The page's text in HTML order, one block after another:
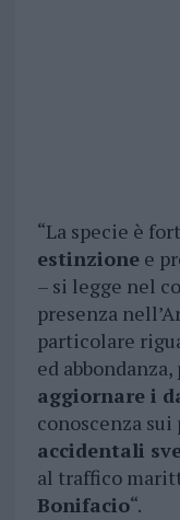
“La specie è
estinzionee
– si legge nel
presenza
particolare
ed
aggiornare i
conoscenza
accidentali
al traffico
Bonifacio“.